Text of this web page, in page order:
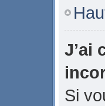
J’ai
Si